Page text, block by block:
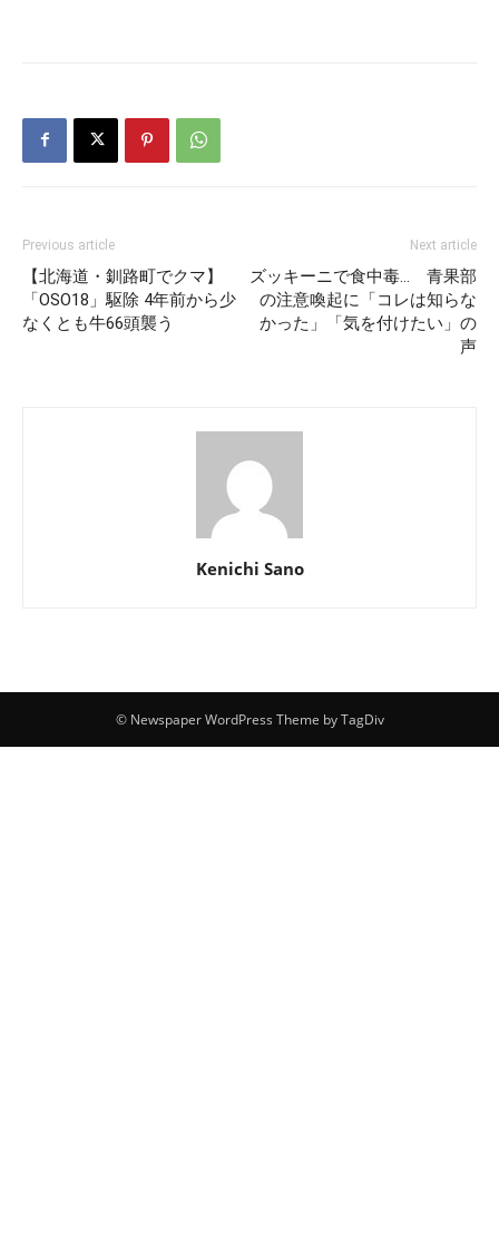
Previous article
【北海道・釧路町でクマ】
「OSO18」駆除 4年前から少
なくとも牛66頭襲う
Next article
ズッキーニで食中毒… 青果部
の注意喚起に「コレは知らな
かった」「気を付けたい」の
声
Kenichi Sano
© Newspaper WordPress Theme by TagDiv